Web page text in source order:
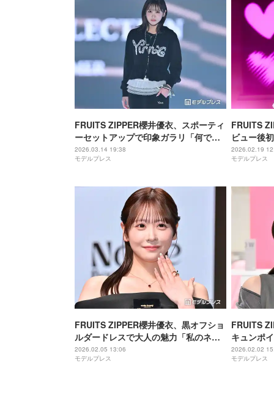
FRUITS ZIPPER櫻井優衣、スポーティ
ーセットアップで印象ガラリ「何でも
似合う」「ドキッとした」と反響続々
【TGC2026 S/S】
2026.03.14 19:38
モデルプレス
FRUITS
ビュー後
ル目指し
プでの経
Dream －
2026.02.19
モデルプレス
FRUITS ZIPPER櫻井優衣、黒オフショ
ルダードレスで大人の魅力「私のネイ
ル愛が届いた」2026年の抱負も語る
【Beauty of the year 2026】
2026.02.05 13:06
モデルプレス
FRUITS
キュンポ
白 なえな
戦
2026.02.02
モデルプレス